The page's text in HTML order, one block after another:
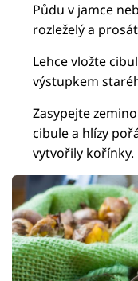
Půdu v jamce
rozleželý a
Lehce vložte
výstupkem
Zasypejte
cibule a hlízy
vytvořily kořínky.